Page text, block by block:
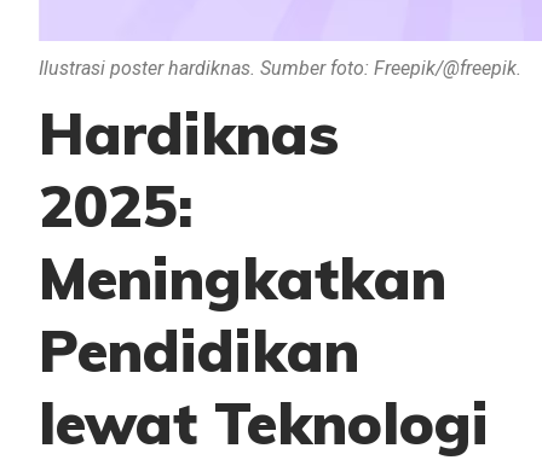
Ilustrasi poster hardiknas. Sumber foto: Freepik/@freepik.
Hardiknas
2025:
Meningkatkan
Pendidikan
lewat Teknologi